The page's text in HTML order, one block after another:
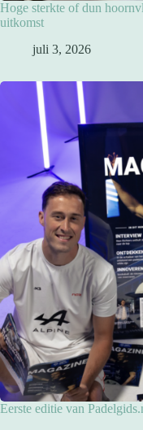
Hoge sterkte of dun
uitkomst
juli 3, 2026
Eerste editie van